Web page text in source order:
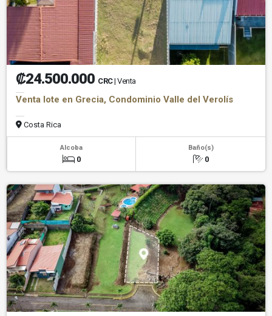
₡24.500.000 CRC| Venta
Venta lote en Grecia, Condominio Valle del Verolís
Costa Rica
Alcoba
0
Baño(s)
0